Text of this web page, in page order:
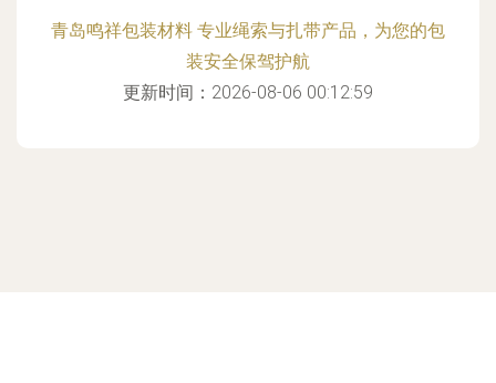
青岛鸣祥包装材料 专业绳索与扎带产品，为您的包
装安全保驾护航
更新时间：2026-08-06 00:12:59